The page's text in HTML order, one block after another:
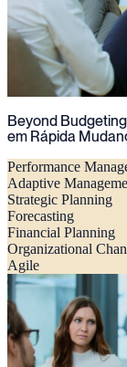
Beyond
em Rápida
Performance
Adaptive
Strategic Planning
Forecasting
Financial Planning
Organizational
Agile